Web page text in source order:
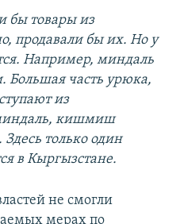
бы товары из
продавали бы их. Но у
Например, миндаль
Большая часть урюка,
из
кишмиш
Здесь только один
в Кыргызстане.
не смогли
мерах по